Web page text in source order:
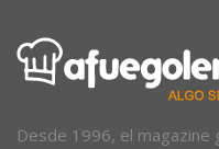
Desde 1996, el